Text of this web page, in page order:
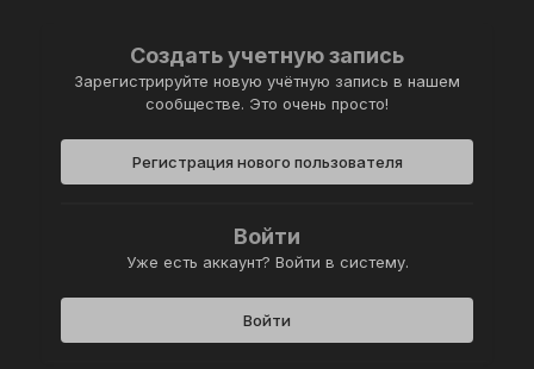
Создать учетную запись
Зарегистрируйте новую учётную запись в нашем
сообществе. Это очень просто!
Регистрация нового пользователя
Войти
Уже есть аккаунт? Войти в систему.
Войти